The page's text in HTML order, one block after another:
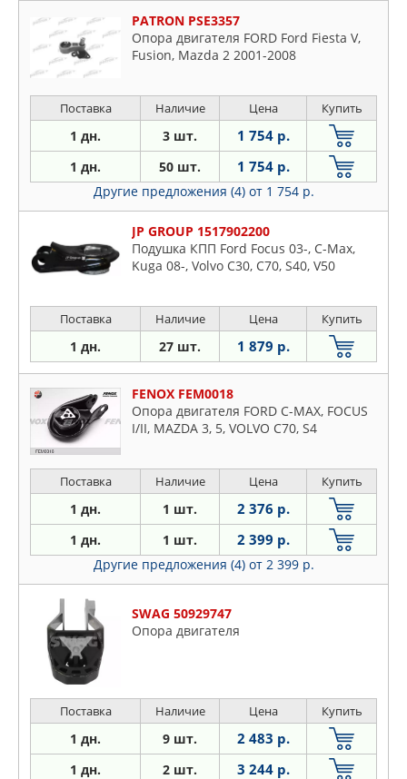
PATRON PSE3357
Опора двигателя FORD Ford Fiesta V,
Fusion, Mazda 2 2001-2008
Поставка Наличие Цена Купить
1 дн. 3 шт. 1 754 р.
1 дн. 50 шт. 1 754 р.
Другие предложения (4) от 1 754 р.
JP GROUP 1517902200
Подушка КПП Ford Focus 03-, C-Max,
Kuga 08-, Volvo C30, C70, S40, V50
Поставка Наличие Цена Купить
1 дн. 27 шт. 1 879 р.
FENOX FEM0018
Опора двигателя FORD C-MAX, FOCUS
I/II, MAZDA 3, 5, VOLVO C70, S4
Поставка Наличие Цена Купить
1 дн. 1 шт. 2 376 р.
1 дн. 1 шт. 2 399 р.
Другие предложения (4) от 2 399 р.
SWAG 50929747
Опора двигателя
Поставка Наличие Цена Купить
1 дн. 9 шт. 2 483 р.
1 дн. 2 шт. 3 244 р.